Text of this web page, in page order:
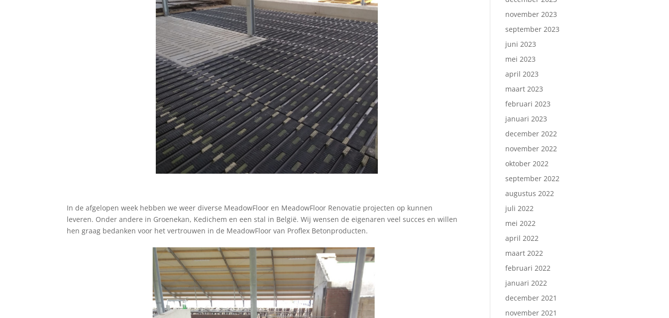
In de afgelopen week hebben we weer diverse MeadowFloor en MeadowFloor Renovatie projecten op kunnen
leveren. Onder andere in Groenekan, Kedichem en een stal in België. Wij wensen de eigenaren veel succes en willen
hen graag bedanken voor het vertrouwen in de MeadowFloor van Proflex Betonproducten.
november 2023
september 2023
juni 2023
mei 2023
april 2023
maart 2023
februari 2023
januari 2023
december 2022
november 2022
oktober 2022
september 2022
augustus 2022
juli 2022
mei 2022
april 2022
maart 2022
februari 2022
januari 2022
december 2021
november 2021